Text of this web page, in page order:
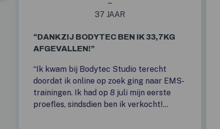
–
37 JAAR
“DANKZIJ BODYTEC BEN IK 33,7KG
AFGEVALLEN!”
“Ik kwam bij Bodytec Studio terecht
doordat ik online op zoek ging naar EMS-
trainingen. Ik had op 8 juli mijn eerste
proefles, sindsdien ben ik verkocht!